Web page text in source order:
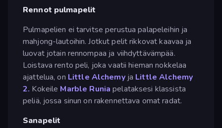
Rennot pulmapelit
Pulmapelien ei tarvitse perustua palapeleihin ja
mahjong-lautoihin. Jotkut pelit rikkovat kaavaa ja
luovat jotain rennompaa ja viihdyttävämpää.
Loistava rento peli, joka vaatii hieman nokkelaa
ajattelua, on Little Alchemyja Little Alchemy
2. Kokeile Marble Runia pelataksesi klassista
peliä, jossa sinun on rakennettava omat radat.
Sanapelit